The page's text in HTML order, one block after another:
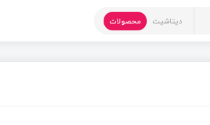
دیتاشیت محصولات